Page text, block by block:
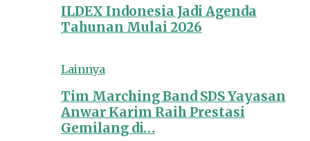
ILDEX Indonesia Jadi Agenda
Tahunan Mulai 2026
Lainnya
Tim Marching Band SDS Yayasan
Anwar Karim Raih Prestasi
Gemilang di…